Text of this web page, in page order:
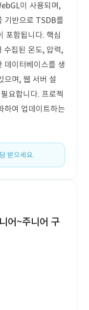
이 사용되며,
기반으로 TSDB를
포함됩니다. 핵심
수집된 온도, 압력,
데이터베이스를 생
으며, 웹 서버 설
요합니다. 프로젝
하여 업데이트하는
받으세요.
어~주니어 구